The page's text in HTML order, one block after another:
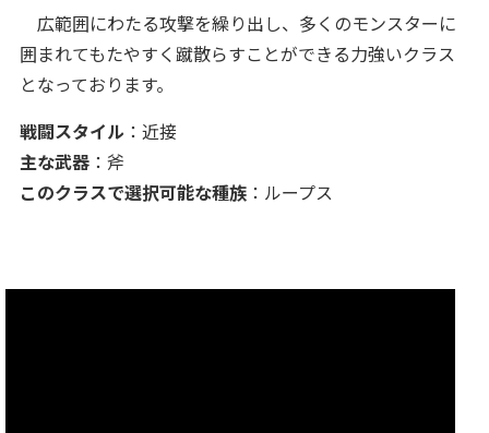
広範囲にわたる攻撃を繰り出し、多くのモンスターに
囲まれてもたやすく蹴散らすことができる力強いクラス
となっております。
戦闘スタイル ：近接
主な武器：斧
このクラスで選択可能な種族：ループス